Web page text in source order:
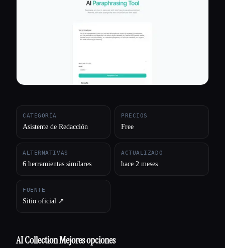
CATEGORÍA
Asistente de Redacción
PRECIOS
Free
ALTERNATIVAS
6 herramientas similares
ACTUALIZADO
hace 2 meses
FUENTE
Sitio oficial ↗︎
AI Collection Mejores opciones